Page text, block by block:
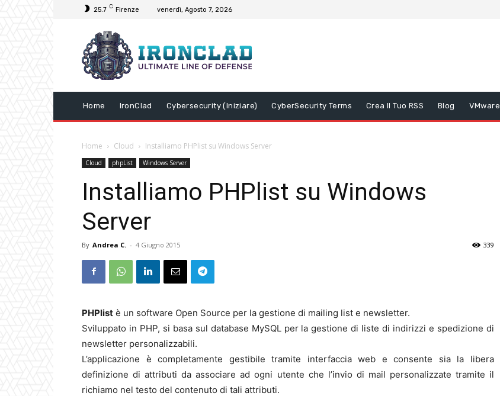
25.7 C Firenze venerdì, Agosto 7, 2026
Home IronClad Cybersecurity (Iniziare) CyberSecurity Terms Crea Il Tuo RSS Blog VMware
Home Cloud Installiamo PHPlist su Windows Server
Cloud phpList Windows Server
Installiamo PHPlist su Windows
Server
By Andrea C. - 4 Giugno 2015 339
PHPlist è un software Open Source per la gestione di mailing list e newsletter.
Sviluppato in PHP, si basa sul database MySQL per la gestione di liste di indirizzi e spedizione di
newsletter personalizzabili.
L’applicazione è completamente gestibile tramite interfaccia web e consente sia la libera
definizione di attributi da associare ad ogni utente che l’invio di mail personalizzate tramite il
richiamo nel testo del contenuto di tali attributi.